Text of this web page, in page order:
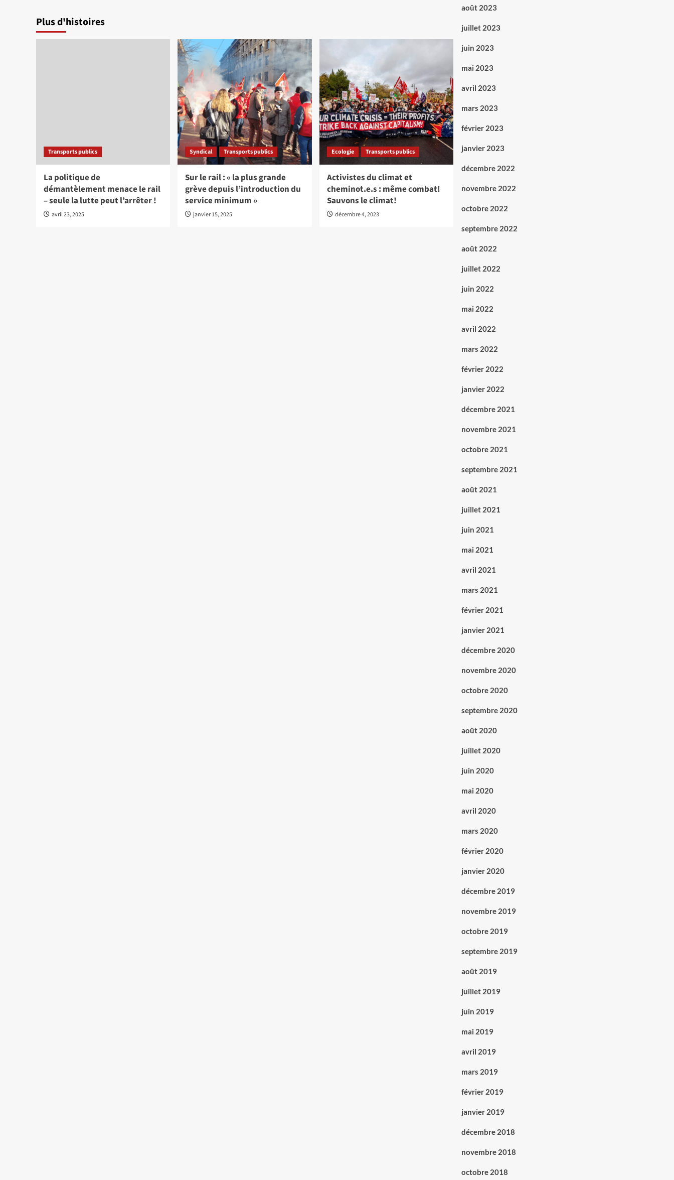
Plus d'histoires
Transports publics
La politique de
démantèlement menace le rail
– seule la lutte peut l’arrêter !
avril 23, 2025
Syndical Transports publics
Sur le rail : « la plus grande
grève depuis l’introduction du
service minimum »
janvier 15, 2025
Ecologie Transports publics
Activistes du climat et
cheminot.e.s : même combat!
Sauvons le climat!
décembre 4, 2023
août 2023
juillet 2023
juin 2023
mai 2023
avril 2023
mars 2023
février 2023
janvier 2023
décembre 2022
novembre 2022
octobre 2022
septembre 2022
août 2022
juillet 2022
juin 2022
mai 2022
avril 2022
mars 2022
février 2022
janvier 2022
décembre 2021
novembre 2021
octobre 2021
septembre 2021
août 2021
juillet 2021
juin 2021
mai 2021
avril 2021
mars 2021
février 2021
janvier 2021
décembre 2020
novembre 2020
octobre 2020
septembre 2020
août 2020
juillet 2020
juin 2020
mai 2020
avril 2020
mars 2020
février 2020
janvier 2020
décembre 2019
novembre 2019
octobre 2019
septembre 2019
août 2019
juillet 2019
juin 2019
mai 2019
avril 2019
mars 2019
février 2019
janvier 2019
décembre 2018
novembre 2018
octobre 2018